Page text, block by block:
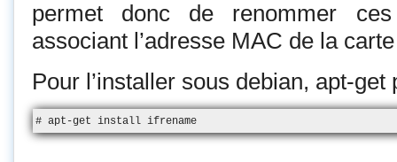
permet donc de renommer
associant l’adresse MAC de la
Pour l’installer sous debian, apt-
# apt-get install ifrename